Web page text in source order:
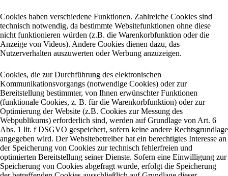
Cookies haben verschiedene Funktionen. Zahlreiche Cookies sind
technisch notwendig, da bestimmte Websitefunktionen ohne diese
nicht funktionieren würden (z.B. die Warenkorbfunktion oder die
Anzeige von Videos). Andere Cookies dienen dazu, das
Nutzerverhalten auszuwerten oder Werbung anzuzeigen.
Cookies, die zur Durchführung des elektronischen
Kommunikationsvorgangs (notwendige Cookies) oder zur
Bereitstellung bestimmter, von Ihnen erwünschter Funktionen
(funktionale Cookies, z. B. für die Warenkorbfunktion) oder zur
Optimierung der Website (z.B. Cookies zur Messung des
Webpublikums) erforderlich sind, werden auf Grundlage von Art. 6
Abs. 1 lit. f DSGVO gespeichert, sofern keine andere Rechtsgrundlage
angegeben wird. Der Websitebetreiber hat ein berechtigtes Interesse an
der Speicherung von Cookies zur technisch fehlerfreien und
optimierten Bereitstellung seiner Dienste. Sofern eine Einwilligung zur
Speicherung von Cookies abgefragt wurde, erfolgt die Speicherung